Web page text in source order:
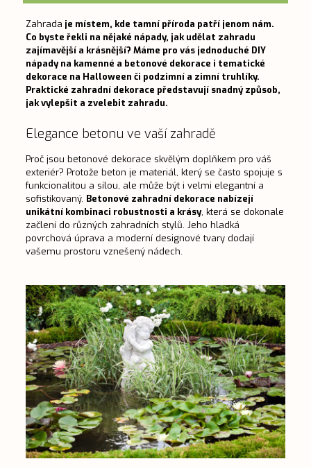
Zahrada je místem, kde tamní příroda patří jenom nám.
Co byste řekli na nějaké nápady, jak udělat zahradu
zajímavější a krásnější? Máme pro vás jednoduché DIY
nápady na kamenné a betonové dekorace i tematické
dekorace na Halloween či podzimní a zimní truhlíky.
Praktické zahradní dekorace představují snadný způsob,
jak vylepšit a zvelebit zahradu.
Elegance betonu ve vaší zahradě
Proč jsou betonové dekorace skvělým doplňkem pro váš
exteriér? Protože beton je materiál, který se často spojuje s
funkcionalitou a sílou, ale může být i velmi elegantní a
sofistikovaný. Betonové zahradní dekorace nabízejí
unikátní kombinaci robustnosti a krásy, která se dokonale
začlení do různých zahradních stylů. Jeho hladká
povrchová úprava a moderní designové tvary dodají
vašemu prostoru vznešený nádech.